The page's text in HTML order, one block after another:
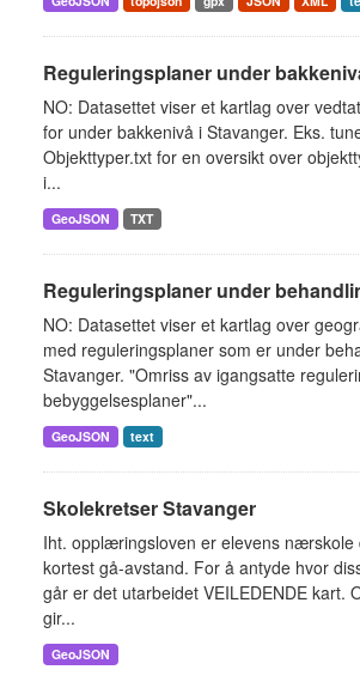
Reguleringsplaner under
NO: Datasettet viser et kartlag over
for under bakkenivå i Stavanger. Eks.
Objekttyper.txt for en oversikt over
i...
GeoJSON TXT
Reguleringsplaner under
NO: Datasettet viser et kartlag over
med reguleringsplaner som er under
Stavanger. "Omriss av igangsatte
bebyggelsesplaner"...
GeoJSON text
Skolekretser Stavanger
Iht. opplæringsloven er elevens nærskole
kortest gå-avstand. For å antyde hvor
går er det utarbeidet VEILEDENDE kart.
gir...
GeoJSON